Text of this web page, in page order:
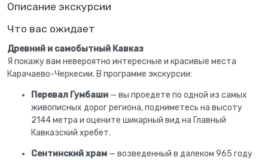
Описание экскурсии
Что вас ожидает
Древний и самобытный Кавказ
Я покажу вам невероятно интересные и красивые места
Карачаево-Черкесии. В программе экскурсии:
Перевал Гумбаши — вы проедете по одной из самых
живописных дорог региона, подниметесь на высоту
2144 метра и оцените шикарный вид на Главный
Кавказский хребет.
Сентинский храм — возведенный в далеком 965 году